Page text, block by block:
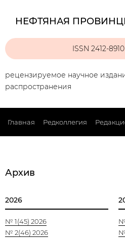
НЕФТЯНАЯ
ISSN 2412-
рецензируемое научное
распространения
Главная Редколлегия
Архив
2026
№ 1(45) 2026
№ 2(46) 2026
№
№